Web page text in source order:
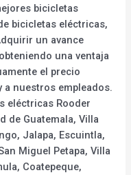
bicicletas
bicicletas eléctricas,
un avance
una ventaja
el precio
nuestros empleados.
eléctricas Rooder
de Guatemala, Villa
Jalapa, Escuintla,
Miguel Petapa, Villa
Coatepeque,